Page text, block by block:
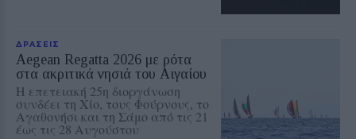
ΔΡΑΣΕΙΣ
Aegean Regatta 2026 με ρότα
στα ακριτικά νησιά του Αιγαίου
Η επετειακή 25η διοργάνωση
συνδέει τη Χίο, τους Φούρνους, το
Αγαθονήσι και τη Σάμο από τις 21
έως τις 28 Αυγούστου